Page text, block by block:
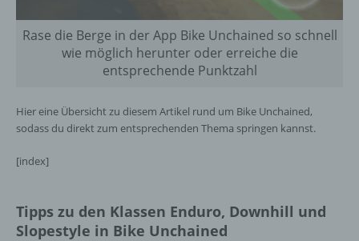
Rase die Berge in der App Bike Unchained so schnell
wie möglich herunter oder erreiche die
entsprechende Punktzahl
Hier eine Übersicht zu diesem Artikel rund um Bike Unchained,
sodass du direkt zum entsprechenden Thema springen kannst.
[index]
Tipps zu den Klassen Enduro, Downhill und
Slopestyle in Bike Unchained